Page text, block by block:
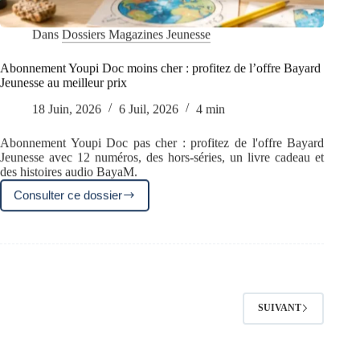
Dans Dossiers Magazines Jeunesse
Abonnement Youpi Doc moins cher : profitez de l’offre Bayard
Jeunesse au meilleur prix
18 Juin, 2026
6 Juil, 2026 4 min
Abonnement Youpi Doc pas cher : profitez de l'offre Bayard
Jeunesse avec 12 numéros, des hors-séries, un livre cadeau et
des histoires audio BayaM.
Consulter ce dossier
Abonnement
Youpi
SUIVANT